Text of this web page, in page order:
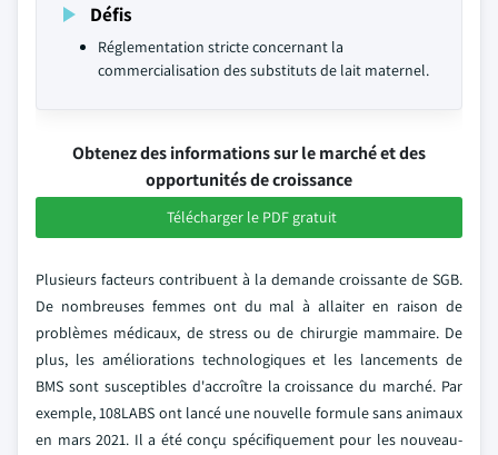
Défis
Réglementation stricte concernant la
commercialisation des substituts de lait maternel.
Obtenez des informations sur le marché et des
opportunités de croissance
Télécharger le PDF gratuit
Plusieurs facteurs contribuent à la demande croissante de SGB.
De nombreuses femmes ont du mal à allaiter en raison de
problèmes médicaux, de stress ou de chirurgie mammaire. De
plus, les améliorations technologiques et les lancements de
BMS sont susceptibles d'accroître la croissance du marché. Par
exemple, 108LABS ont lancé une nouvelle formule sans animaux
en mars 2021. Il a été conçu spécifiquement pour les nouveau-